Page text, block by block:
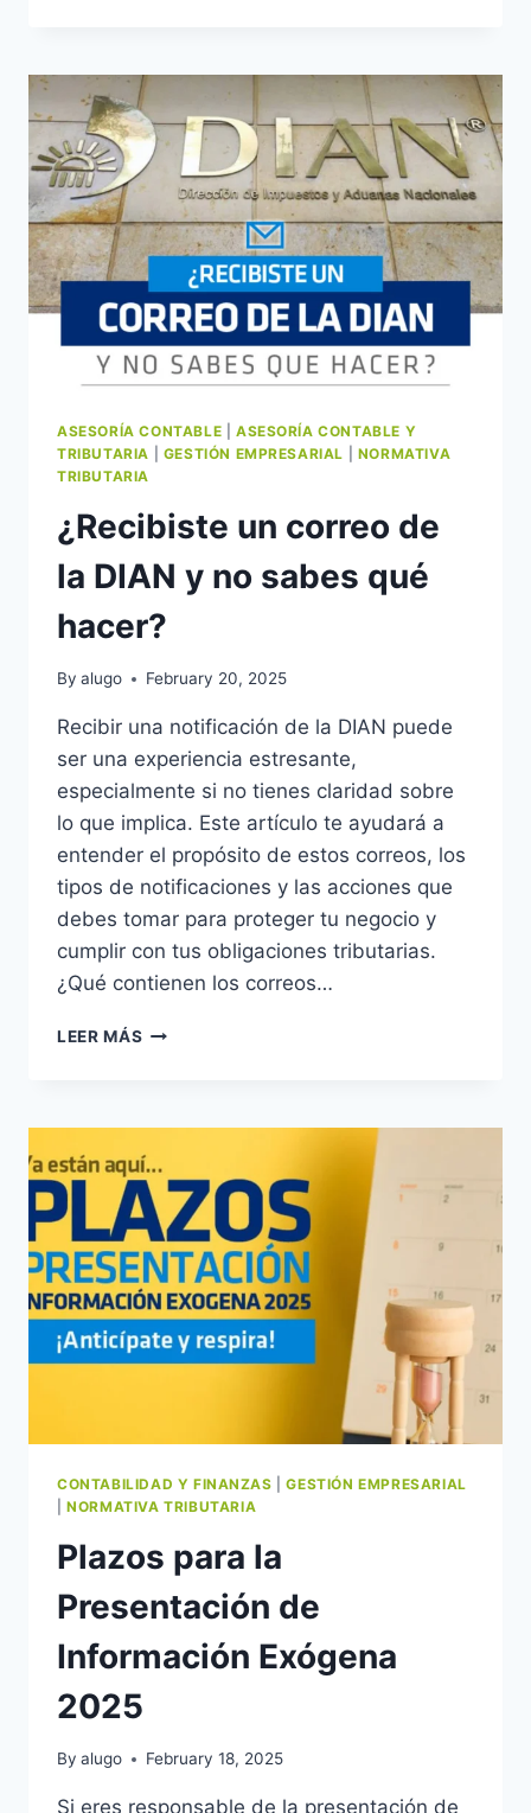
OCULTOS
QUE
AMENAZAN
TU
NEGOCIO
ASESORÍA CONTABLE
ASESORÍA CONTABLE Y
TRIBUTARIA
GESTIÓN EMPRESARIAL
NORMATIVA
TRIBUTARIA
¿Recibiste un correo de
la DIAN y no sabes qué
hacer?
By alugo February 20, 2025
Recibir una notificación de la DIAN puede
ser una experiencia estresante,
especialmente si no tienes claridad sobre
lo que implica. Este artículo te ayudará a
entender el propósito de estos correos, los
tipos de notificaciones y las acciones que
debes tomar para proteger tu negocio y
cumplir con tus obligaciones tributarias.
¿Qué contienen los correos…
LEER MÁS ¿RECIBISTE
LA
DIAN
Y
NO
SABES
QUÉ
HACER?
CONTABILIDAD Y FINANZAS |GESTIÓN EMPRESARIAL
|NORMATIVA TRIBUTARIA
Plazos para la
Presentación de
Información Exógena
2025
By alugo February 18, 2025
Si eres responsable de la presentación de